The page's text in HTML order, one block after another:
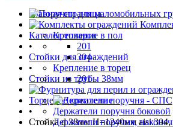
Крепление в пол
201
304
Крепление в торец
201
Держатели поручня боковой
Держатели поручня,
Главная страница
•
Каталог товаров
•
Стойки для ограждений
•
Стойки из трубы 38мм
•
Торцевое крепление
•
Стойка d 38мм H=1240мм aisi 304,